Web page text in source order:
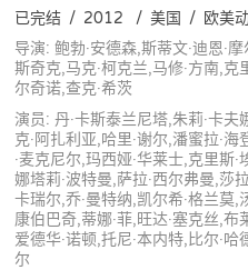
已完结 / 2012 / 美国 / 欧美
导演: 鲍勃·安德森,斯蒂文·迪恩·
斯奇克,马克·柯克兰,马修·方南,克
尔奇诺,查克·希茨
演员: 丹·卡斯泰兰尼塔,朱莉·卡夫
克·阿扎利亚,哈里·谢尔,潘蜜拉·
·麦克尼尔,玛西娅·华莱士,克里斯
娜塔莉·波特曼,萨拉·西尔弗曼,莎
卡瑞尔,乔·曼特纳,凯尔希·格兰莫,
康伯巴奇,蒂娜·菲,旺达·塞克丝,布
爱德华·诺顿,托尼·本内特,比尔·
尔